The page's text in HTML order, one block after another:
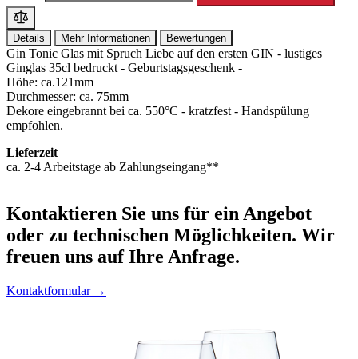
Details Mehr Informationen Bewertungen
Gin Tonic Glas mit Spruch Liebe auf den ersten GIN - lustiges
Ginglas 35cl bedruckt - Geburtstagsgeschenk -
Höhe: ca.121mm
Durchmesser: ca. 75mm
Dekore eingebrannt bei ca. 550°C - kratzfest - Handspülung
empfohlen.
Lieferzeit
ca. 2-4 Arbeitstage ab Zahlungseingang**
Kontaktieren Sie uns für ein Angebot
oder zu technischen Möglichkeiten. Wir
freuen uns auf Ihre Anfrage.
Kontaktformular →